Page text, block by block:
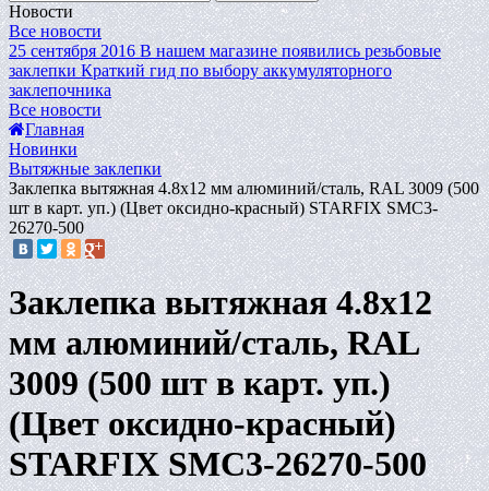
Новости
Все новости
25 сентября 2016 В нашем магазине появились резьбовые
заклепки Краткий гид по выбору аккумуляторного
заклепочника
Все новости
Главная
Новинки
Вытяжные заклепки
Заклепка вытяжная 4.8х12 мм алюминий/сталь, RAL 3009 (500
шт в карт. уп.) (Цвет оксидно-красный) STARFIX SMC3-
26270-500
Заклепка вытяжная 4.8х12
мм алюминий/сталь, RAL
3009 (500 шт в карт. уп.)
(Цвет оксидно-красный)
STARFIX SMC3-26270-500